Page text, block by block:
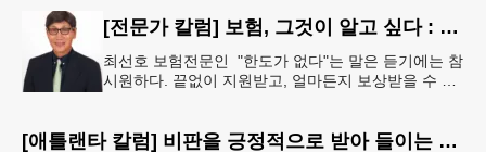
[전문가 칼럼] 보험, 그것이 알고 싶다 : 주택보험, 보상 한도액은 얼마나 가입해야 할까?
최선호 보험전문인 "한도가 없다"는 말은 듣기에는 참
시원하다. 끝없이 지원받고, 얼마든지 보상받을 수 있
[애틀랜타 칼럼] 비판을 긍정적으로 받아 들이는 마음